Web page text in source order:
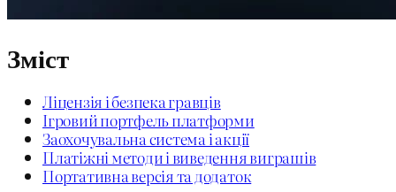
Зміст
Ліцензія і безпека гравців
Ігровий портфель платформи
Заохочувальна система і акції
Платіжні методи і виведення виграшів
Портативна версія та додаток